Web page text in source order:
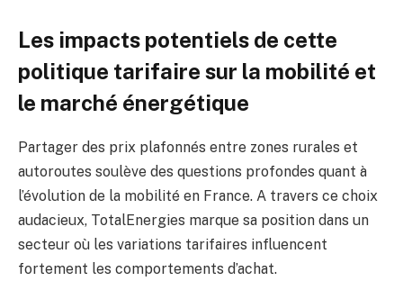
Les impacts potentiels de cette
politique tarifaire sur la mobilité et
le marché énergétique
Partager des prix plafonnés entre zones rurales et
autoroutes soulève des questions profondes quant à
l’évolution de la mobilité en France. A travers ce choix
audacieux, TotalEnergies marque sa position dans un
secteur où les variations tarifaires influencent
fortement les comportements d’achat.